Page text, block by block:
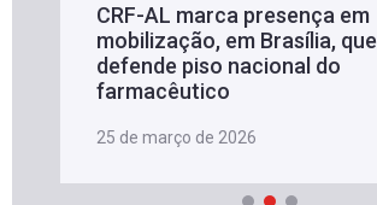
CRF-AL marca presença em
mobilização, em Brasília, que
defende piso nacional do
farmacêutico
25 de março de 2026